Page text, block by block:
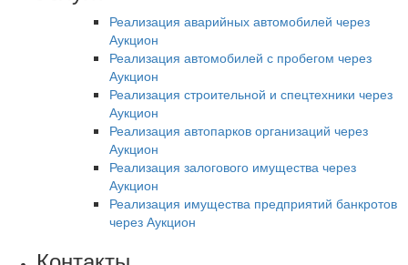
Реализация аварийных автомобилей через
Аукцион
Реализация автомобилей с пробегом через
Аукцион
Реализация строительной и спецтехники через
Аукцион
Реализация автопарков организаций через
Аукцион
Реализация залогового имущества через
Аукцион
Реализация имущества предприятий банкротов
через Аукцион